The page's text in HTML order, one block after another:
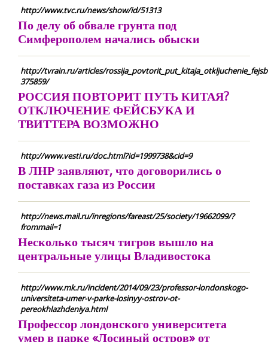
http://www.tvc.ru/news/show/id/51313
По делу об обвале грунта под
Симферополем начались обыски
http://tvrain.ru/articles/
375859/
РОССИЯ ПОВТОРИТ ПУТЬ КИТАЯ?
ОТКЛЮЧЕНИЕ ФЕЙСБУКА И
ТВИТТЕРА ВОЗМОЖНО
http://www.vesti.ru/doc.html?id=1999738&cid=9
В ЛНР заявляют, что договорились о
поставках газа из России
http://news.mail.ru/inregions/fareast/25/society/19662099/?
frommail=1
Несколько тысяч тигров вышло на
центральные улицы Владивостока
http://www.mk.ru/incident/2014/09/23/professor-londonskogo-
universiteta-umer-v-parke-losinyy-ostrov-ot-
pereokhlazhdeniya.html
Профессор лондонского университета
умер в парке «Лосиный остров» от